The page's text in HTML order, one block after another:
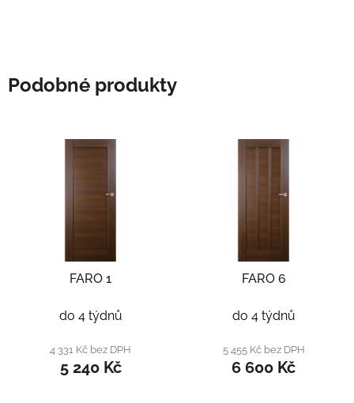
Podobné produkty
FARO 1
do 4 týdnů
4 331 Kč bez DPH
5 240 Kč
FARO 6
do 4 týdnů
5 455 Kč bez DPH
6 600 Kč